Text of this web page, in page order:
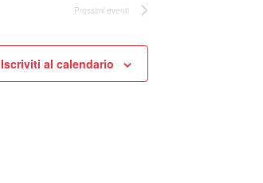
Prossimi eventi
Iscriviti al calendario